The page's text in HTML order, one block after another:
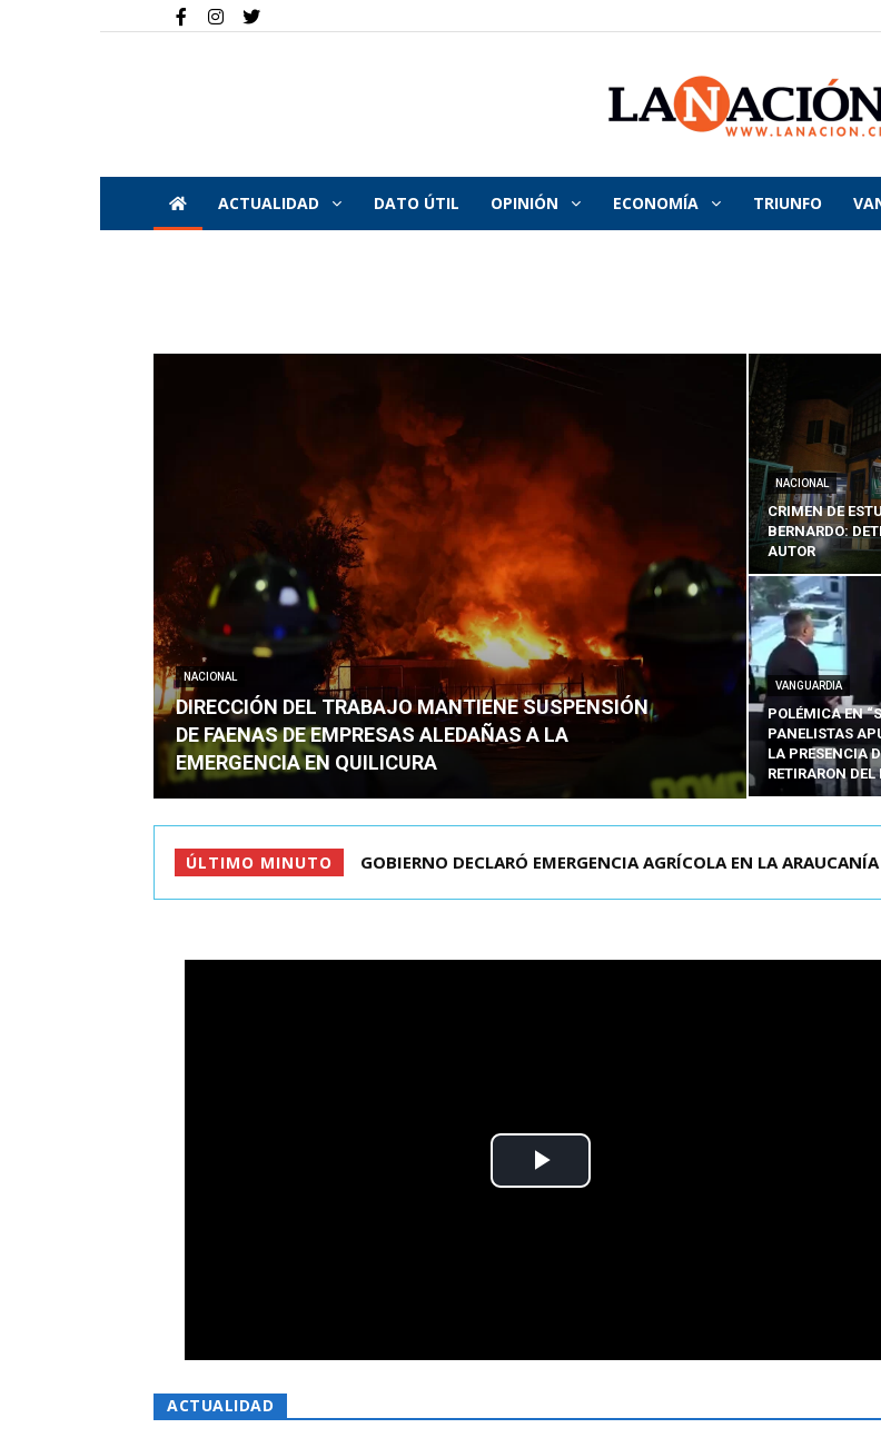
La
Nación
ACTUALIDAD DATO ÚTIL OPINIÓN ECONOMÍA TRIUNFO
NACIONAL
DIRECCIÓN DEL TRABAJO MANTIENE SUSPENSIÓN
DE FAENAS DE EMPRESAS ALEDAÑAS A LA
EMERGENCIA EN QUILICURA
NACIONAL
CRIMEN DE
BERNARDO:
AUTOR
VANGUARDIA
POLÉMICA EN
PANELISTAS
LA PRESENCIA
RETIRARON
ÚLTIMO MINUTO GOBIERNO DECLARÓ EMERGENCIA AGRÍCOLA EN LA
ACTUALIDAD